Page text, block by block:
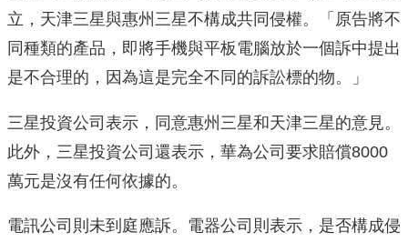
立，天津三星與惠州三星不構成共同侵權。「原告將不
同種類的產品，即將手機與平板電腦放於一個訴中提出
是不合理的，因為這是完全不同的訴訟標的物。」
三星投資公司表示，同意惠州三星和天津三星的意見。
此外，三星投資公司還表示，華為公司要求賠償8000
萬元是沒有任何依據的。
電訊公司則未到庭應訴。電器公司則表示，是否構成侵